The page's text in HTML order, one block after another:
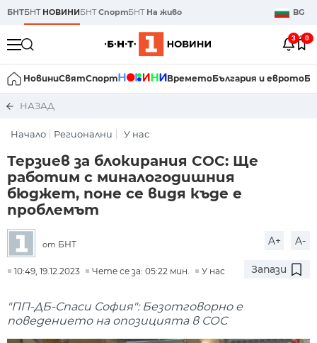
БНТБНТ НОВИНИБНТСпортБНТ На живо BG
3 0
НовиниСвятСпорт ВреметоБългария и еврото
НАЗАД
Начало Регионални У нас
Терзиев за блокирания СОС: Ще
работим с миналогодишния
бюджет, поне се видя къде е
проблемът
от БНТ A+ A-
10:49, 19.12.2023 Чете се за: 05:22 мин. У нас Запази
"ПП-ДБ-Спаси София": Безотговорно е
поведението на опозицията в СОС